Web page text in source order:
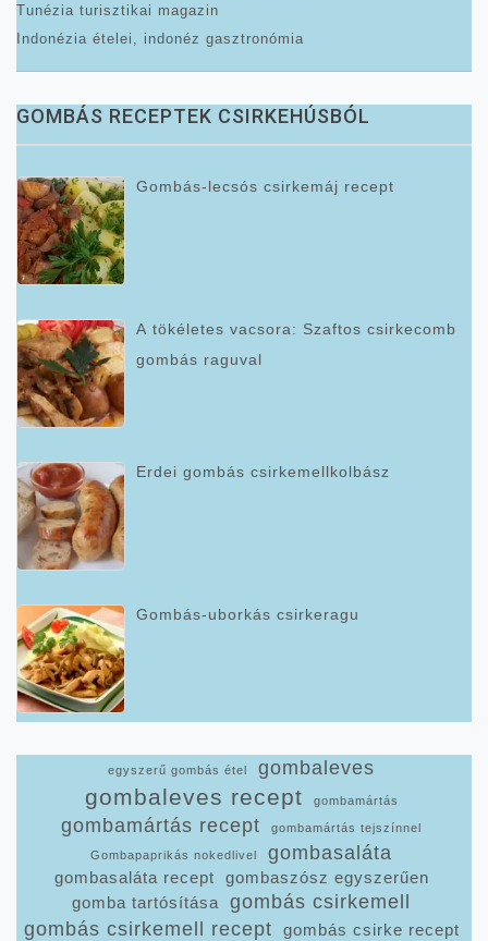
Tunézia turisztikai magazin
Indonézia ételei, indonéz gasztronómia
GOMBÁS RECEPTEK CSIRKEHÚSBÓL
Gombás-lecsós csirkemáj recept
A tökéletes vacsora: Szaftos csirkecomb
gombás raguval
Erdei gombás csirkemellkolbász
Gombás-uborkás csirkeragu
egyszerű gombás étel gombaleves
gombaleves recept gombamártás
gombamártás recept gombamártás tejszínnel
Gombapaprikás nokedlivel gombasaláta
gombasaláta recept
gombaszósz egyszerűen
gomba tartósítása
gombás csirkemell
gombás csirkemell recept
gombás csirke recept